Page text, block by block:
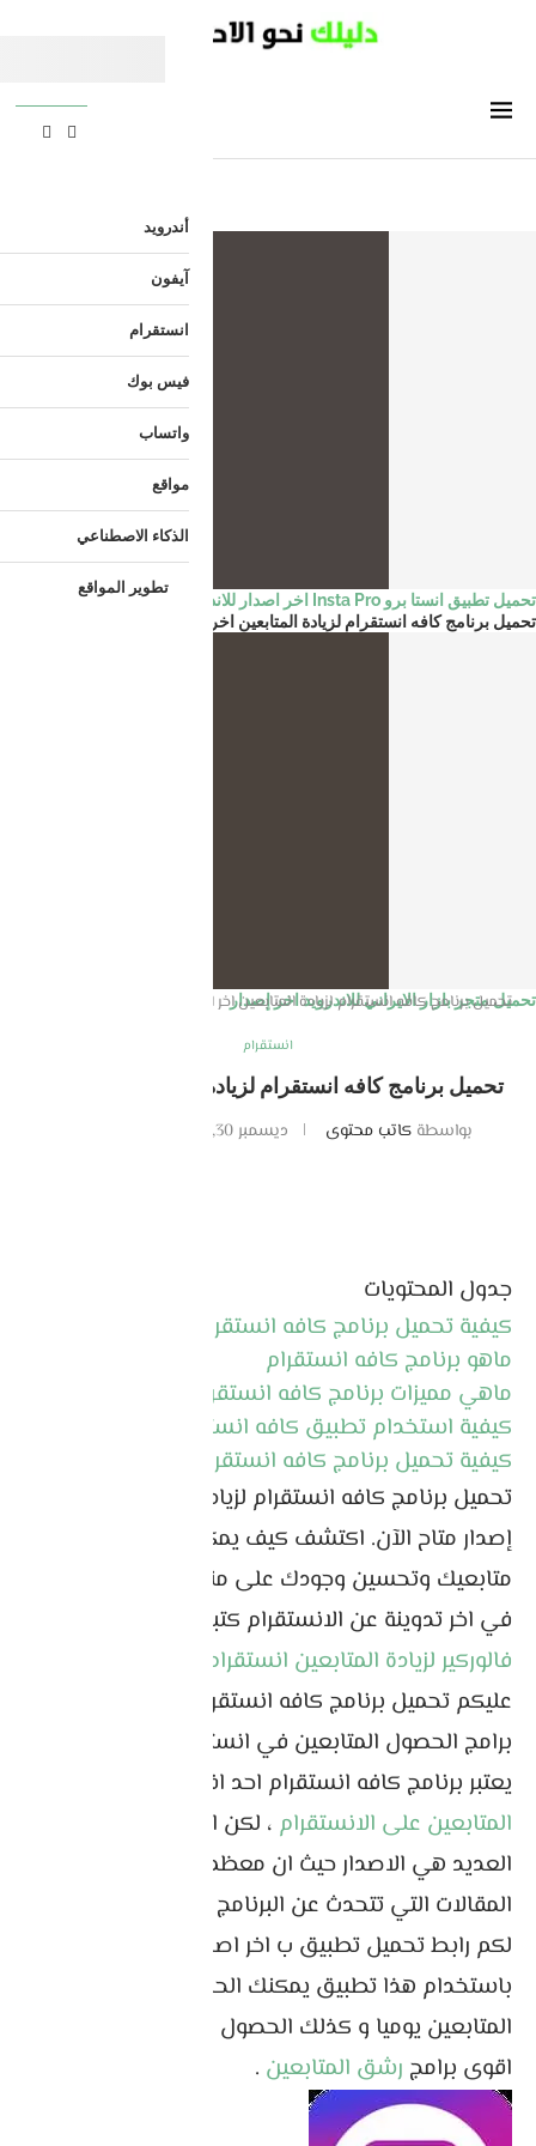
تحميل تطبيق انستا برو Insta Pro اخر اصدار للاندرويد
تحميل برنامج كافه انستقرام لزيادة المتابعين اخر اصدار
تحميل متجر بازار الايراني للاندرويد اخر إصدار
تحميل برنامج كافه انستقرام لزيادة المتابعين اخر اصدار
انستقرام
تحميل برنامج كافه انستقرام لزيادة المتابعين اخر اصدار
بواسطةكاتب محتوى ديسمبر 30, 2024
جدول المحتويات
كيفية تحميل برنامج كافه انستقرام و استخدامه
ماهو برنامج كافه انستقرام
ماهي مميزات برنامج كافه انستقرام
كيفية استخدام تطبيق كافه انستقرام
كيفية تحميل برنامج كافه انستقرام
تحميل برنامج كافه انستقرام لزيادة المتابعين أخر
إصدار متاح الآن. اكتشف كيف يمكنك زيادة عدد
متابعيك وتحسين وجودك على منصة انستقرام.
في اخر تدوينة عن الانستقرام كتبت عن
فالوركير لزيادة المتابعين انستقرام
عليكم تحميل برنامج كافه انستقرام فهو احد افضل
برامج الحصول المتابعين في انستجرام
يعتبر برنامج كافه انستقرام احد افضل
المتابعين على الانستقرام ، لكن المشكلة التي تواجه
العديد هي الاصدار حيث ان معظم الفيديوهات و
المقالات التي تتحدث عن البرنامج قديمة ، لذا ساضع
لكم رابط تحميل تطبيق ب اخر اصدار
باستخدام هذا تطبيق يمكنك الحصول على الاف
المتابعين يوميا و كذلك الحصول على لايكات ، انه من
اقوى برامج رشق المتابعين .
أندرويد
آيفون
انستقرام
فيس بوك
واتساب
مواقع
الذكاء الاصطناعي
تطوير المواقع